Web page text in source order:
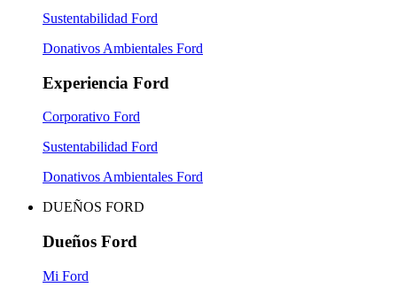
Sustentabilidad Ford
Donativos Ambientales Ford
Experiencia Ford
Corporativo Ford
Sustentabilidad Ford
Donativos Ambientales Ford
DUEÑOS FORD
Dueños Ford
Mi Ford